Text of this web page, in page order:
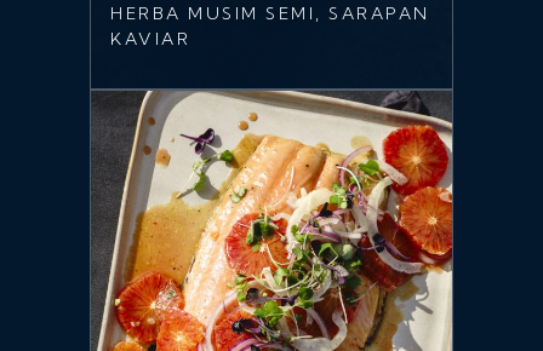
HERBA MUSIM SEMI, SARAPAN
KAVIAR